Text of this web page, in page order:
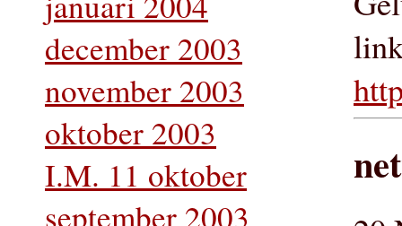
december 2003
november 2003
oktober 2003
I.M. 11 oktober
september 2003